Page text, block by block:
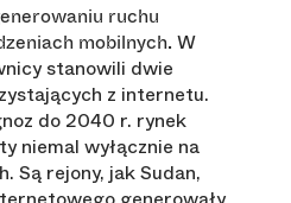
ruchu
mobilnych. W
stanowili dwie
z internetu.
do 2040 r. rynek
niemal wyłącznie na
Są rejony, jak Sudan,